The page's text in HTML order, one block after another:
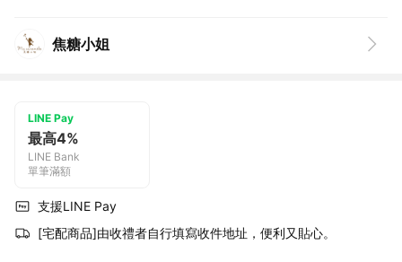
焦糖小姐
LINE Pay
最高4%
LINE Bank
單筆滿額
支援LINE Pay
[宅配商品]由收禮者自行填寫收件地址，便利又貼心。